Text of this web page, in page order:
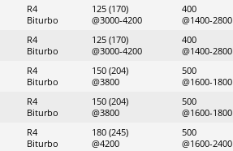
R4
Biturbo
125 (170)
@3000-4200
400
@1400-2800
R4
Biturbo
125 (170)
@3000-4200
400
@1400-2800
R4
Biturbo
150 (204)
@3800
500
@1600-1800
R4
Biturbo
150 (204)
@3800
500
@1600-1800
R4
Biturbo
180 (245)
@4200
500
@1600-2400